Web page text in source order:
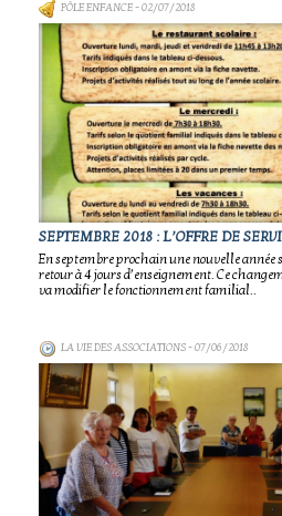
PÔLE ENFANCE- 02/07/2018
SEPTEMBRE 2018 : L’OFFRE DE
En septembre prochain une nouvelle année
retour à 4 jours d’enseignement. Ce
va modifier le fonctionnement familial..
LA VIE DES ASSOCIATIONS- 07/06/2018